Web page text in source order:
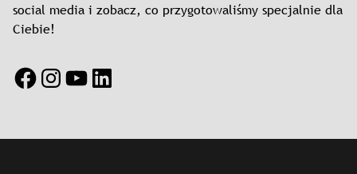
social media i zobacz, co przygotowaliśmy specjalnie dla
Ciebie!
Facebook
Instagram
YouTube
LinkedIn